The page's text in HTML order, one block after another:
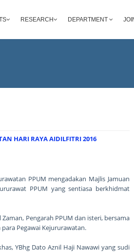
RESEARCH DEPARTMENT
HARI RAYA AIDILFITRI 2016
PPUM mengadakan Majlis Jamuan
PPUM yang sentiasa berkhidmat
Pengarah PPUM dan isteri, bersama
Pegawai Kejururawatan.
YBhg Dato Aznil Haji Nawawi yang sudi